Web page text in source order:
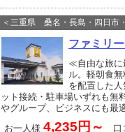
＜三重県 桑名・長島・四日市
ファミリ
≪自由な旅に
ル。軽朝食
を配置した
ット接続・駐車場いずれも無
やグループ、ビジネスにも最適
お一人様 4,235円～ 口